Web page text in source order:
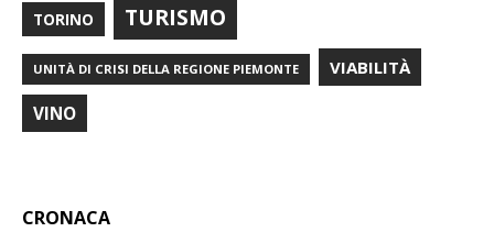
TORINO TURISMO
UNITÀ DI CRISI DELLA REGIONE PIEMONTE VIABILITÀ
VINO
CRONACA